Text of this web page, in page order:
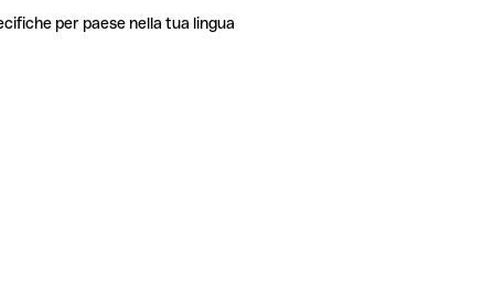
per paese nella tua lingua